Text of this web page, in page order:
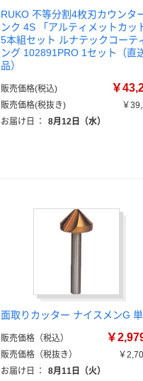
RUKO 不等分割4枚刃カウンタ
ンク 4S 「アルティメットカッ
5本組セット ルナテックコーテ
ング 102891PRO 1セット（直
品）
販売価格(税込) ￥
販売価格(税抜き)
￥
お届け日
： 8月12日（水）
面取りカッター ナイスメンG
販売価格（税込） ￥
販売価格（税抜き）
￥
お届け日
： 8月11日（火）